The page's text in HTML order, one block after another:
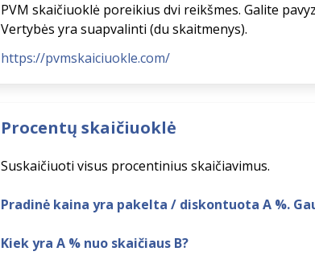
PVM skaičiuoklė poreikius dvi reikšmes. Galite
Vertybės yra suapvalinti (du skaitmenys).
https://pvmskaiciuokle.com/
Procentų skaičiuoklė
Suskaičiuoti visus procentinius skaičiavimus.
Pradinė kaina yra pakelta / diskontuota A %.
Kiek yra A % nuo skaičiaus B?